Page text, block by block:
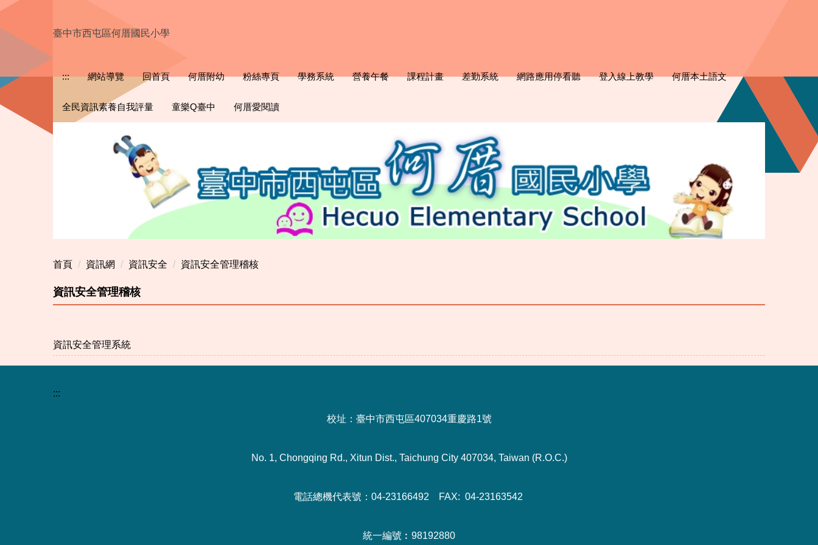
跳
主
容
臺中市西屯區何厝國民小學
::: 網站導覽 回首頁 何厝附幼 粉絲專頁 學務系統 營養午餐 課程計畫 差勤系統 網路應用停看聽 登入線上教學 何厝本土語文
全民資訊素養自我評量 童樂Q臺中 何厝愛閱讀
首頁 資訊網 資訊安全 資訊安全管理稽核
資訊安全管理稽核
資訊安全管理系統
:::
校址：臺中市西屯區407034重慶路1號
No. 1, Chongqing Rd., Xitun Dist., Taichung City 407034, Taiwan (R.O.C.)
電話總機代表號：04-23166492 FAX: 04-23163542
統一編號︰98192880